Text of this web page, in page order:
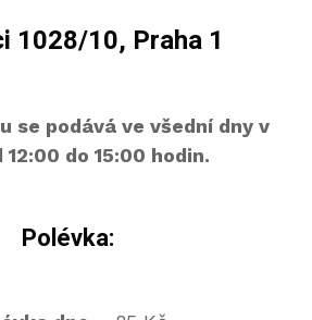
1028/10, Praha 1
se podává ve všední dny v
12:00 do 15:00 hodin.
Polévka: